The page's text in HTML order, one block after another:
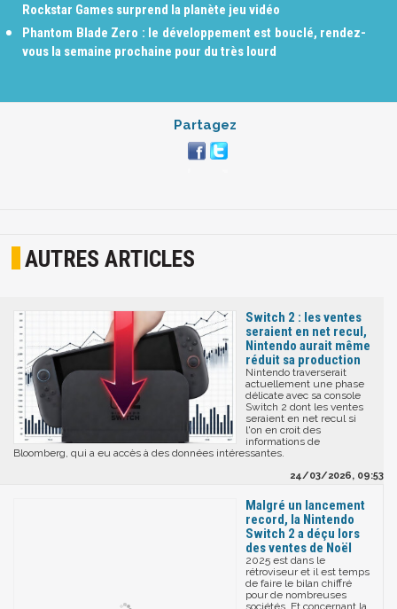
Rockstar Games surprend la planète jeu vidéo
Phantom Blade Zero : le développement est bouclé, rendez-
vous la semaine prochaine pour du très lourd
Partagez
AUTRES ARTICLES
Switch 2 : les ventes
seraient en net recul,
Nintendo aurait même
réduit sa production
Nintendo traverserait
actuellement une phase
délicate avec sa console
Switch 2 dont les ventes
seraient en net recul si
l'on en croit des
informations de
Bloomberg, qui a eu accès à des données intéressantes.
24/03/2026, 09:53
Malgré un lancement
record, la Nintendo
Switch 2 a déçu lors
des ventes de Noël
2025 est dans le
rétroviseur et il est temps
de faire le bilan chiffré
pour de nombreuses
sociétés. Et concernant la